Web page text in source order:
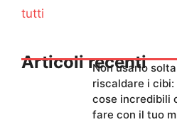
tutti
Articoli recenti
Non usarlo
riscaldare i cibi:
cose incredibili
fare con il tuo